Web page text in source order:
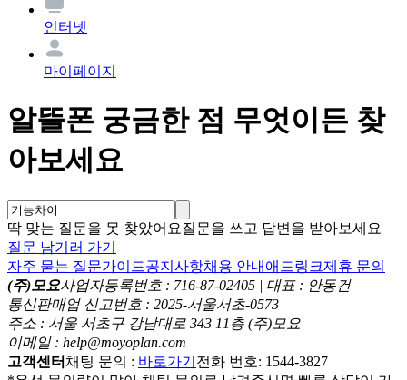
인터넷
마이페이지
알뜰폰 궁금한 점 무엇이든 찾
아보세요
딱 맞는 질문을 못 찾았어요질문을 쓰고 답변을 받아보세요
질문 남기러 가기
자주 묻는 질문가이드공지사항채용 안내 애드링크제휴 문의
(주)모요사업자등록번호 : 716-87-02405 | 대표 : 안동건
통신판매업 신고번호 : 2025-서울서초-0573
주소 : 서울 서초구 강남대로 343 11층 (주)모요
이메일 : help@moyoplan.com
고객센터 채팅 문의 : 바로가기 전화 번호: 1544-3827